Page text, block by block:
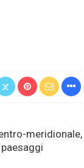
meridionale,